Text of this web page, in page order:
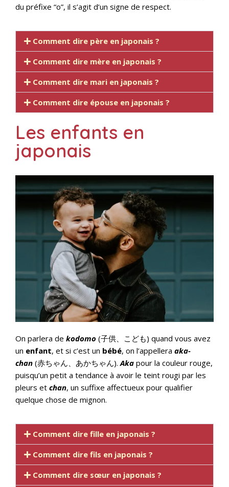
du préfixe “o”, il s’agit d’un signe de respect.
Comment dire père en japonais ?
Comment dire mère en japonais ?
Comment dire mari en japonais ?
Comment dire épouse en japonais ?
Les enfants en
japonais
On parlera de kodomo (子供、こども) quand vous avez
un enfant, et si c’est un bébé, on l’appellera aka-
chan (赤ちゃん、あかちゃん).Aka pour la couleur rouge,
puisqu’un petit a tendance à avoir le teint rougi par les
pleurs et chan, un suffixe affectueux pour qualifier
quelque chose de mignon.
Comment dire fille en japonais ?
Comment dire fils en japonais ?
Comment dire sœur en japonais ?